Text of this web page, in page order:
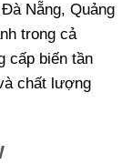
Nẵng, Quảng
trong cả
cấp biến tần
chất lượng